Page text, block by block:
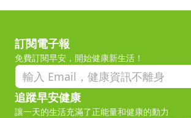
訂閱電子報
免費訂閱早安，開始健康新生活！
追蹤早安健康
讓一天的生活充滿了正能量和健康的動力